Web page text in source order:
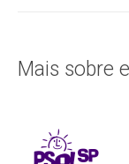
Mais sobre